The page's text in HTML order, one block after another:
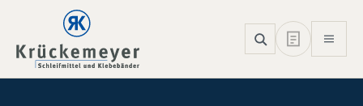
Skip to main navigation
Skip to main content
Skip to page footer